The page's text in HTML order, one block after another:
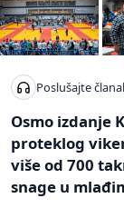
Poslušajte
Osmo izdanje
proteklog
više od 700
snage u